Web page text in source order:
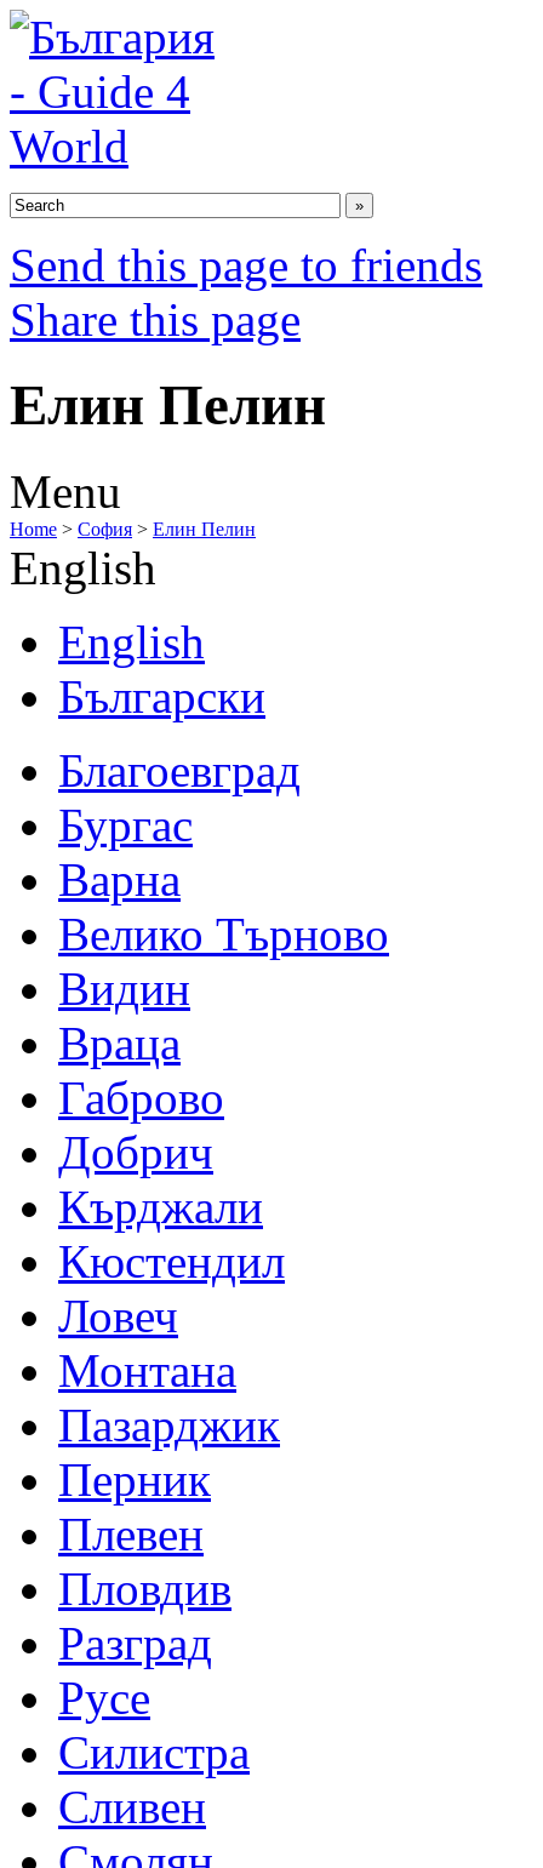
Send this page to friends
Share this page
Елин Пелин
Menu
Home > София > Елин Пелин
English
English
Български
Благоевград
Бургас
Варна
Велико Търново
Видин
Враца
Габрово
Добрич
Кърджали
Кюстендил
Ловеч
Монтана
Пазарджик
Перник
Плевен
Пловдив
Разград
Русе
Силистра
Сливен